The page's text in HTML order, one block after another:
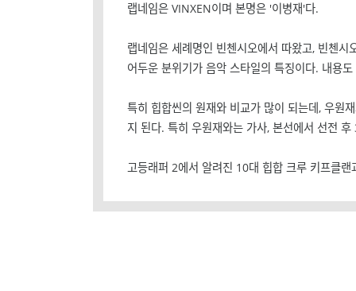
랩네임은 VINXEN이며 본명은 '이병재'다.
랩네임은 세례명인 빈첸시오에서 따왔고, 빈첸
어두운 분위기가 음악 스타일의 특징이다. 내용
특히 힙합씬의 원재와 비교가 많이 되는데, 우원
지 된다. 특히 우원재와는 가사, 본선에서 선전
고등래퍼 2에서 알려진 10대 힙합 크루 키프클